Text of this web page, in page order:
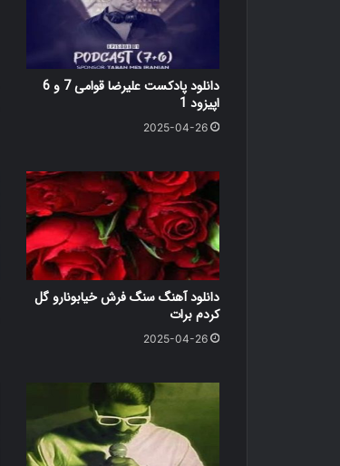
دانلود پادکست علیرضا قوامی 7 و 6
اپیزود 1
2025-04-26
دانلود آهنگ سنگ فرش خیابونارو گل
کردم برات
2025-04-26